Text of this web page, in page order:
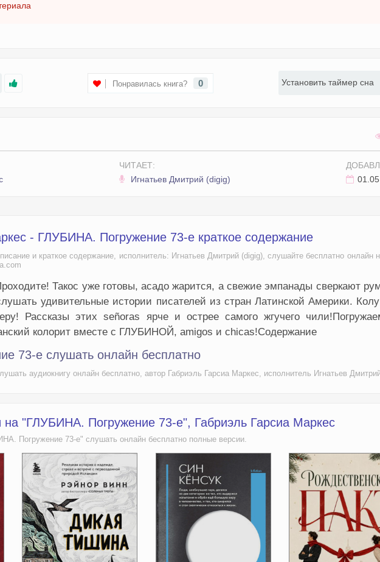
Понравилась книга? 0 Установить таймер сна
ЧИТАЕТ:
Игнатьев Дмитрий (digig)
- ГЛУБИНА. Погружение 73-е краткое содержание
и краткое содержание, исполнитель: Игнатьев Дмитрий (digig), слушайте бесплатно онлайн
Такос уже готовы, асадо жарится, а свежие эмпанады сверкают
удивительные истории писателей из стран Латинской Америки.
Рассказы этих señoras ярче и острее самого жгучего
колорит вместе с ГЛУБИНОЙ, amigos и chicas!Содержание
73-е слушать онлайн бесплатно
аудиокнигу онлайн бесплатно, автор Габриэль Гарсиа Маркес, исполнитель Игнатьев
на "ГЛУБИНА. Погружение 73-е", Габриэль Гарсиа Маркес
Погружение 73-е" слушать онлайн бесплатно полные версии.